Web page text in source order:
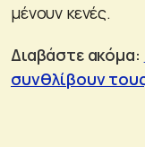
μένουν κενές.
Διαβάστε ακόμα:
συνθλίβουν